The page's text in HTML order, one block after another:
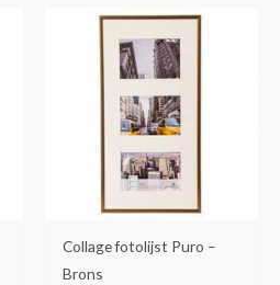
Collage fotolijst Puro –
Brons